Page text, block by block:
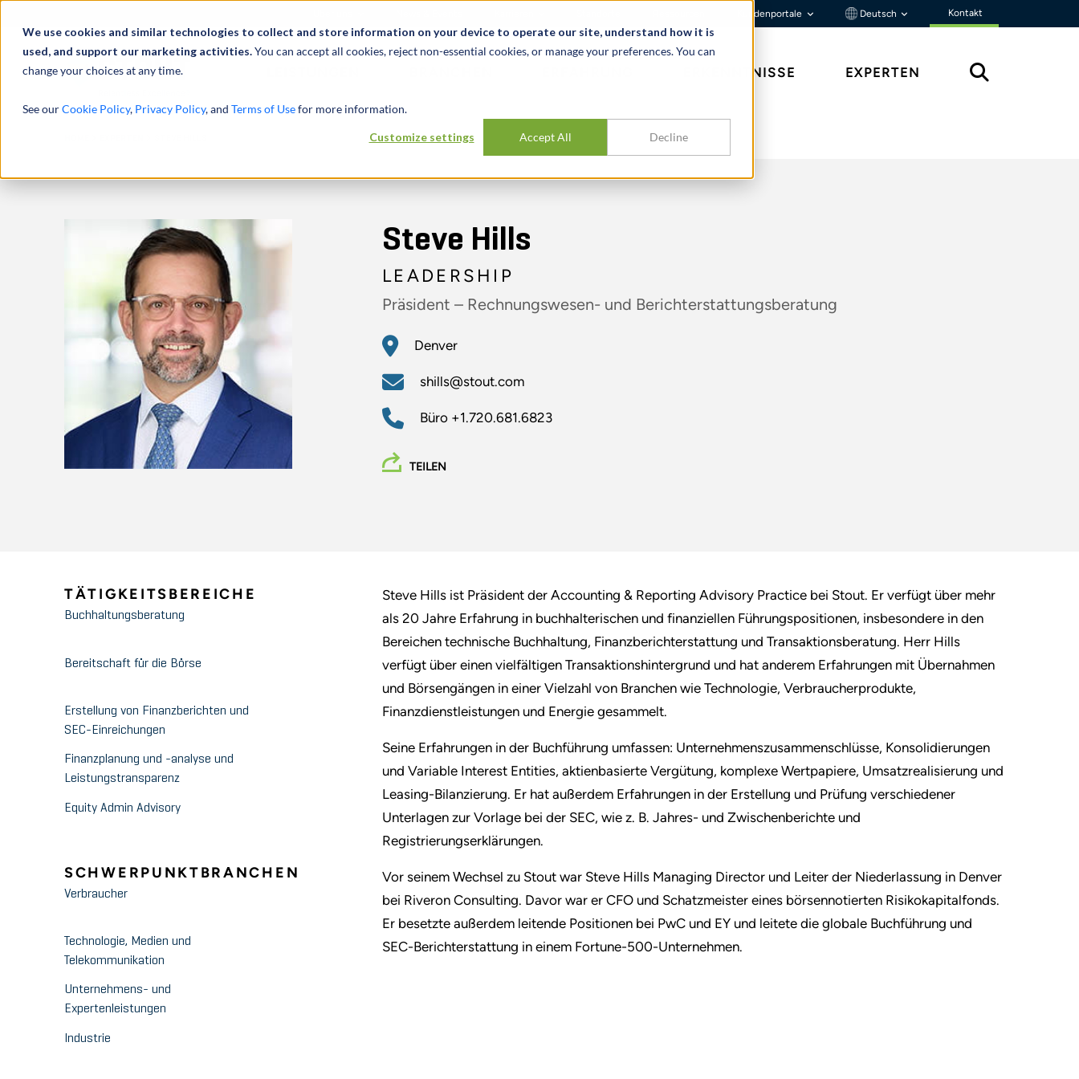
We use cookies and similar technologies to collect and store information on your device to operate our site, understand how it is
used, and support our marketing activities.You can accept all cookies, reject non-essential cookies, or manage your preferences. You can
change your choices at any time.
See ourCookie Policy, Privacy Policy, and Terms of Usefor more information.
Customize settings Accept All Decline
Kundenportale Deutsch Kontakt
ERKENNTNISSE EXPERTEN
Steve Hills
LEADERSHIP
Präsident – Rechnungswesen- und Berichterstattungsberatung
Denver
shills@stout.com
Büro +1.720.681.6823
TEILEN
Steve Hills ist Präsident der Accounting & Reporting Advisory Practice bei Stout. Er verfügt über mehr
als 20 Jahre Erfahrung in buchhalterischen und finanziellen Führungspositionen, insbesondere in den
Bereichen technische Buchhaltung, Finanzberichterstattung und Transaktionsberatung. Herr Hills
verfügt über einen vielfältigen Transaktionshintergrund und hat anderem Erfahrungen mit Übernahmen
und Börsengängen in einer Vielzahl von Branchen wie Technologie, Verbraucherprodukte,
Finanzdienstleistungen und Energie gesammelt.
Seine Erfahrungen in der Buchführung umfassen: Unternehmenszusammenschlüsse, Konsolidierungen
und Variable Interest Entities, aktienbasierte Vergütung, komplexe Wertpapiere, Umsatzrealisierung und
Leasing-Bilanzierung. Er hat außerdem Erfahrungen in der Erstellung und Prüfung verschiedener
Unterlagen zur Vorlage bei der SEC, wie z. B. Jahres- und Zwischenberichte und
Registrierungserklärungen.
Vor seinem Wechsel zu Stout war Steve Hills Managing Director und Leiter der Niederlassung in Denver
bei Riveron Consulting. Davor war er CFO und Schatzmeister eines börsennotierten Risikokapitalfonds.
Er besetzte außerdem leitende Positionen bei PwC und EY und leitete die globale Buchführung und
SEC-Berichterstattung in einem Fortune-500-Unternehmen.
TÄTIGKEITSBEREICHE
Buchhaltungsberatung
Bereitschaft für die Börse
Erstellung von Finanzberichten und
SEC-Einreichungen
Finanzplanung und -analyse und
Leistungstransparenz
Equity Admin Advisory
SCHWERPUNKTBRANCHEN
Verbraucher
Technologie, Medien und
Telekommunikation
Unternehmens- und
Expertenleistungen
Industrie